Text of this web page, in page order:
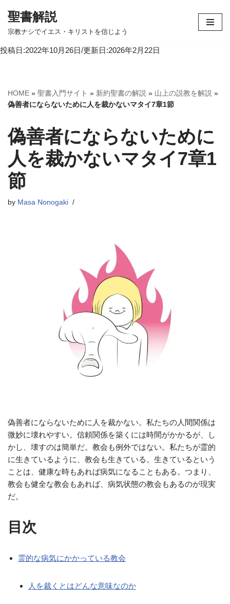
コ
テ
へ
ス
ッ
プ
聖書解説
宗教ナシでイエス・キリストを信じよう
投稿日:2022年10月26日/更新日:2026年2月22日
HOME » 聖書入門サイト » 新約聖書の解説 » 山上の説教を解説 »
偽善者にならないために人を裁かないマタイ7章1節
偽善者にならないために
人を裁かないマタイ7章1
節
by Masa Nonogaki
偽善者にならないために人を裁かない。私たちの人間関係は
微妙に壊れやすい。信頼関係を築くには時間がかかるが、し
かし、壊すのは簡単だ。教会も例外ではない。私たちが霊的
に生きているように、教会も生きている。生きているという
ことは、健康な時もあれば病気になることもある。つまり、
教会も健全な教会もあれば、病気状態の教会もあるのが現実
だ。
目次
霊的な病気にかかっている教会
人を裁くとはどんな意味なのか